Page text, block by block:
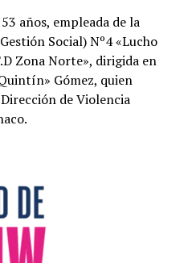
años, empleada de la
Social) Nº4 «Lucho
Zona Norte», dirigida en
Gómez, quien
de Violencia